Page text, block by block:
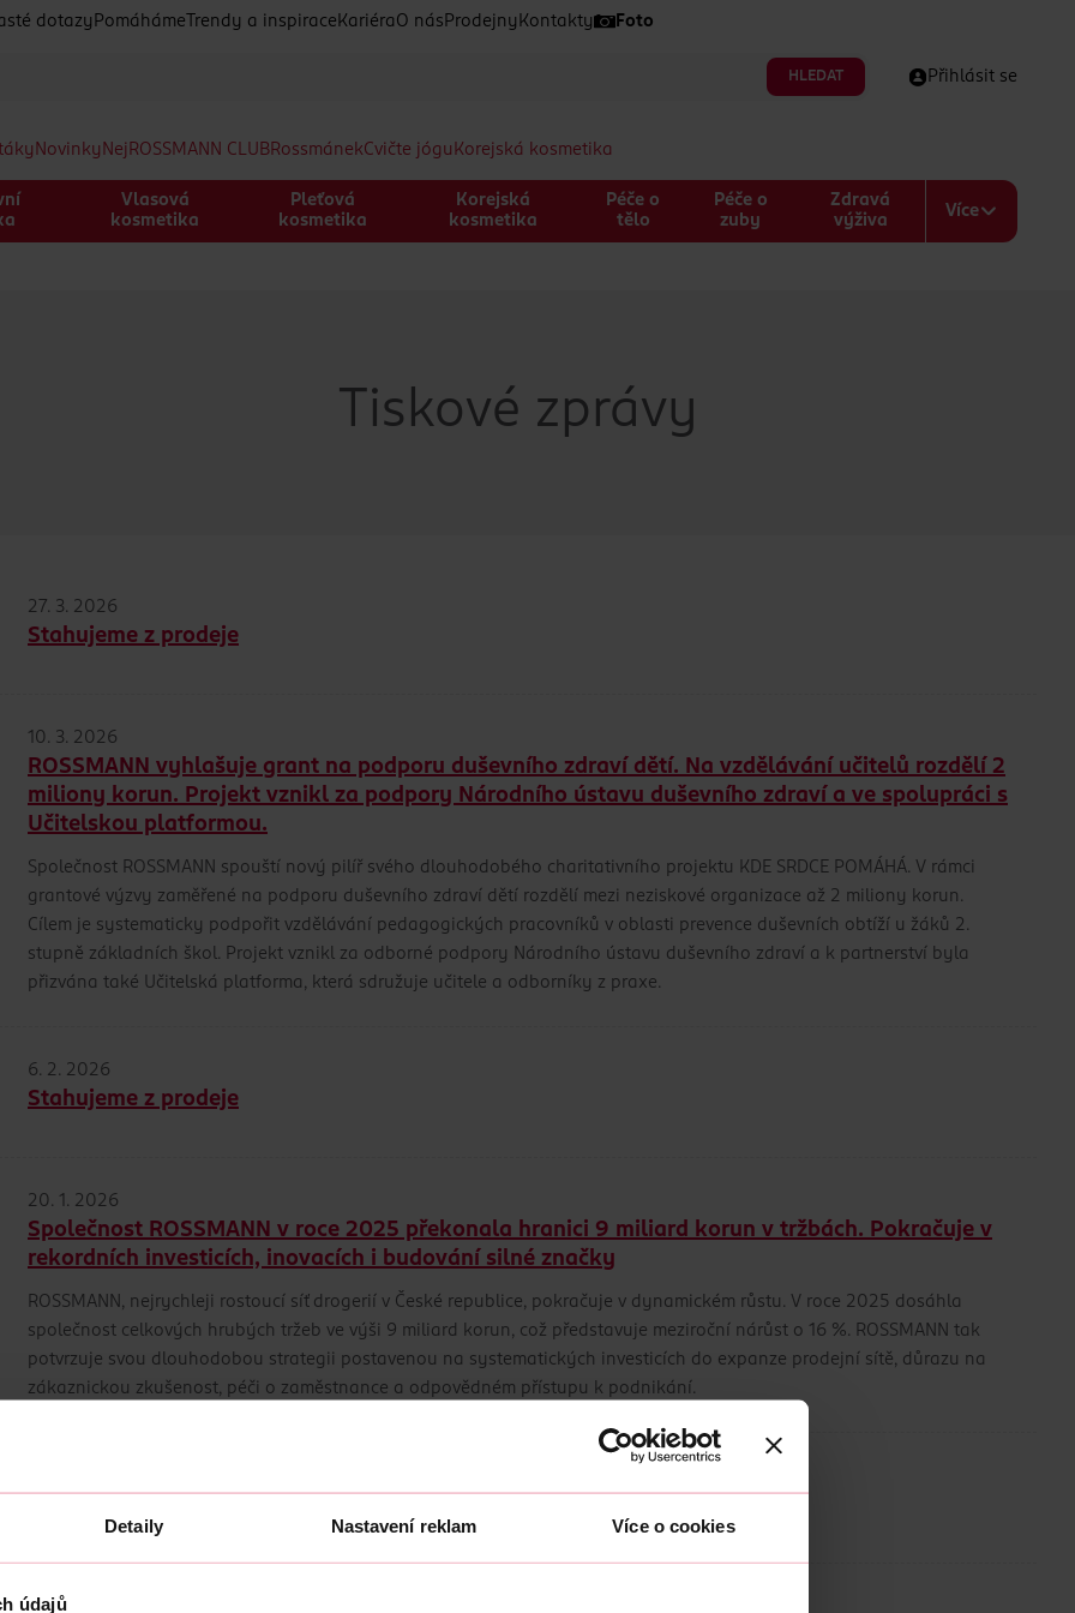
Detaily Nastavení reklam Více o cookies
údajů
dotazy Pomáháme Trendy a inspirace Kariéra O nás Prodejny Kontakty Foto
HLEDAT Přihlásit se
Novinky Nej ROSSMANN CLUBRossmánekCvičte jógu Korejská kosmetika
Vlasová
kosmetika
Pleťová
kosmetika
Korejská
kosmetika
Péče o
tělo
Péče o
zuby
Zdravá
výživa
Více
Tiskové zprávy
27. 3. 2026
Stahujeme z prodeje
10. 3. 2026
ROSSMANN vyhlašuje grant na podporu duševního zdraví dětí. Na vzdělávání učitelů rozdělí 2
miliony korun. Projekt vznikl za podpory Národního ústavu duševního zdraví a ve spolupráci s
Učitelskou platformou.
Společnost ROSSMANN spouští nový pilíř svého dlouhodobého charitativního projektu KDE SRDCE POMÁHÁ. V rámci
grantové výzvy zaměřené na podporu duševního zdraví dětí rozdělí mezi neziskové organizace až 2 miliony korun.
Cílem je systematicky podpořit vzdělávání pedagogických pracovníků v oblasti prevence duševních obtíží u žáků 2.
stupně základních škol. Projekt vznikl za odborné podpory Národního ústavu duševního zdraví a k partnerství byla
přizvána také Učitelská platforma, která sdružuje učitele a odborníky z praxe.
6. 2. 2026
Stahujeme z prodeje
20. 1. 2026
Společnost ROSSMANN v roce 2025 překonala hranici 9 miliard korun v tržbách. Pokračuje v
rekordních investicích, inovacích i budování silné značky
ROSSMANN, nejrychleji rostoucí síť drogerií v České republice, pokračuje v dynamickém růstu. V roce 2025 dosáhla
společnost celkových hrubých tržeb ve výši 9 miliard korun, což představuje meziroční nárůst o 16 %. ROSSMANN tak
potvrzuje svou dlouhodobou strategii postavenou na systematických investicích do expanze prodejní sítě, důrazu na
zákaznickou zkušenost, péči o zaměstnance a odpovědném přístupu k podnikání.
6. 1. 2026